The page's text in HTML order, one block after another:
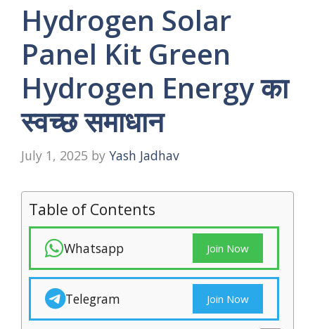
Hydrogen Solar
Panel Kit Green
Hydrogen Energy का
स्वच्छ समाधान
July 1, 2025 by Yash Jadhav
Table of Contents
Whatsapp Join Now
Telegram Join Now